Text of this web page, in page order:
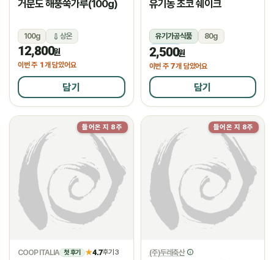
거문도 해풍쑥가루(100g)
100g 상온
12,800원
이번 주 1개 담았어요
담기
유기농 초코 쉐이크
유기가공식품
80g
냉동
2,500원
이번 주 7개 담았어요
담기
들어온 지 8주
COOP ITALIA 첫 후기 ★4.7후기 3
들어온 지 8주
(주)두레축산